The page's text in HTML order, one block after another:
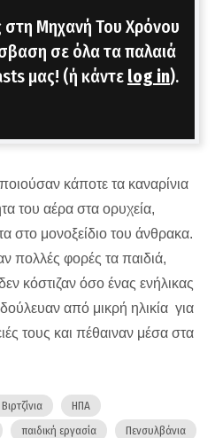
στη Μηχανή Του Χρόνου
σε όλα τα παλαιά
μας! (ή κάντε log in).
κάποτε τα καναρίνια
του αέρα στα ορυχεία,
στο μονοξείδιο του άνθρακα.
πολλές φορές τα παιδιά,
κόστιζαν όσο ένας ενήλικας
από μικρή ηλικία για
τους και πέθαιναν μέσα στα
ΗΠΑ
παιδική εργασία Πενσυλβάνια